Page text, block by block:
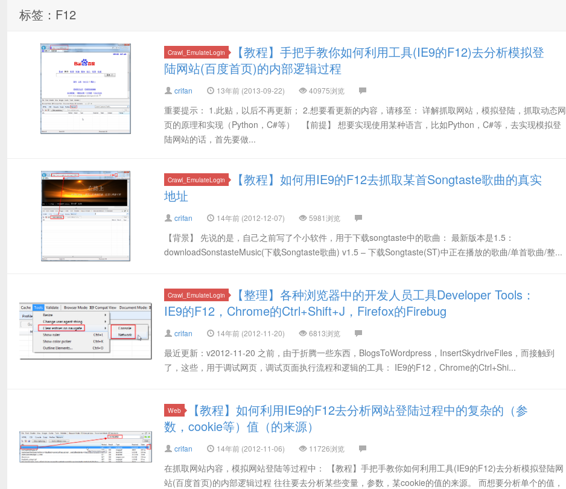
标签：F12
Crawl_EmulateLogin
【教程】手把手教你如何利用工具(IE9的F12)去分析模拟登
陆网站(百度首页)的内部逻辑过程
crifan 13年前 (2013-09-22) 40975浏览
重要提示： 1.此贴，以后不再更新； 2.想要看更新的内容，请移至： 详解抓取网站，模拟登陆，抓取动态网
页的原理和实现（Python，C#等） 【前提】 想要实现使用某种语言，比如Python，C#等，去实现模拟登
陆网站的话，首先要做...
Crawl_EmulateLogin
【教程】如何用IE9的F12去抓取某首Songtaste歌曲的真实
地址
crifan 14年前 (2012-12-07) 5981浏览
【背景】 先说的是，自己之前写了个小软件，用于下载songtaste中的歌曲： 最新版本是1.5：
downloadSonstasteMusic(下载Songtaste歌曲) v1.5 – 下载Songtaste(ST)中正在播放的歌曲/单首歌曲/整...
Crawl_EmulateLogin
【整理】各种浏览器中的开发人员工具Developer Tools：
IE9的F12，Chrome的Ctrl+Shift+J，Firefox的Firebug
crifan 14年前 (2012-11-20) 6813浏览
最近更新：v2012-11-20 之前，由于折腾一些东西，BlogsToWordpress，InsertSkydriveFiles，而接触到
了，这些，用于调试网页，调试页面执行流程和逻辑的工具： IE9的F12，Chrome的Ctrl+Shi...
Web
【教程】如何利用IE9的F12去分析网站登陆过程中的复杂的（参
数，cookie等）值（的来源）
crifan 14年前 (2012-11-06) 11726浏览
在抓取网站内容，模拟网站登陆等过程中： 【教程】手把手教你如何利用工具(IE9的F12)去分析模拟登陆网
站(百度首页)的内部逻辑过程 往往要去分析某些变量，参数，某cookie的值的来源。 而想要分析单个的值，